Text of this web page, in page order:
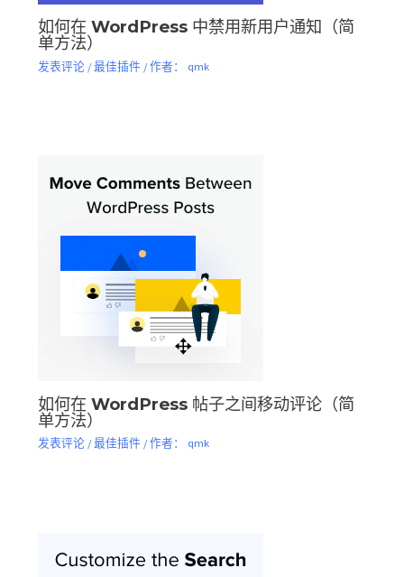
如何在 WordPress 中禁用新用户通知（简
单方法）
发表评论 /最佳插件/ 作者： qmk
如何在 WordPress 帖子之间移动评论（简
单方法）
发表评论 /最佳插件/ 作者： qmk